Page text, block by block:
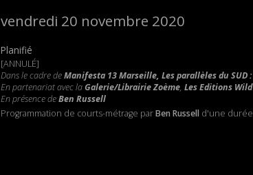
vendredi 20 novembre 2020
Planifié
[ANNULÉ]
Dans le cadre deManifesta 13 Marseille, Les parallèles du SUD
En partenariat avec laGalerie/Librairie Zoème, Les Editions
En présence deBen Russell
Programmation de courts-métrage parBen Russelld'une durée